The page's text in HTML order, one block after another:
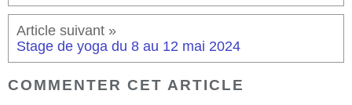
Stage de yoga du 8 au 12 mai 2024
COMMENTER CET ARTICLE